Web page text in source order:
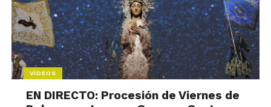
VÍDEOS
EN DIRECTO: Procesión de Viernes de